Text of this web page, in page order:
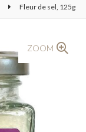
Fleur de sel, 125g
ZOOM